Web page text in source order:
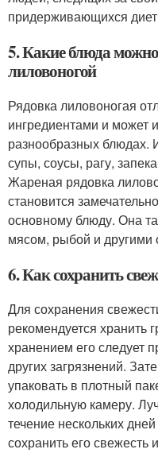
придерживающихся
5. Какие блюда
лиловоногой
Рядовка лиловоногая
ингредиентами и может
разнообразных блюдах.
супы, соусы, рагу,
Жареная рядовка
становится
основному блюду. Она
мясом, рыбой и
6. Как сохранить
Для сохранения
рекомендуется хранить
хранением его следует
других загрязнений.
упаковать в плотный
холодильную камеру.
течение нескольких
сохранить его